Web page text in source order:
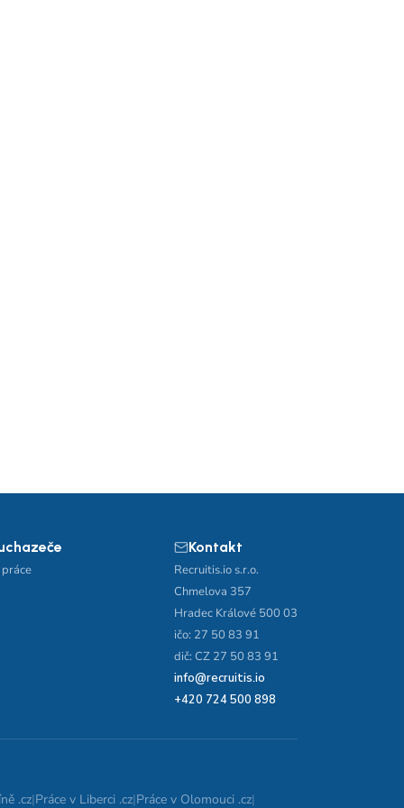
Kontakt
Recruitis.io s.r.o.
Chmelova 357
Hradec Králové 500 03
ičo: 27 50 83 91
dič: CZ 27 50 83 91
info@recruitis.io
+420 724 500 898
.cz|Práce v Liberci .cz|Práce v Olomouci .cz|